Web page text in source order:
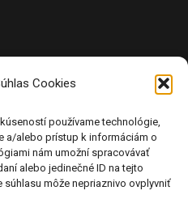
Cookies
používame technológie,
a/alebo prístup k informáciám o
nám umožní spracovávať
alebo jedinečné ID na tejto
môže nepriaznivo ovplyvniť
spotrebiteľa na